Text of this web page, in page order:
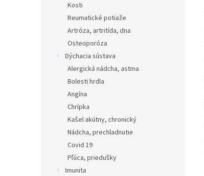
Kosti
Reumatické potiaže
Artróza, artritída, dna
Osteoporóza
Dýchacia sústava
Alergická nádcha, astma
Bolesti hrdla
Angína
Chrípka
Kašel akútny, chronický
Nádcha, prechladnutie
Covid 19
Pľúca, priedušky
Imunita